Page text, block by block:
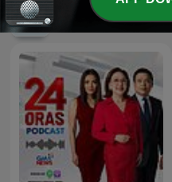
Internationale